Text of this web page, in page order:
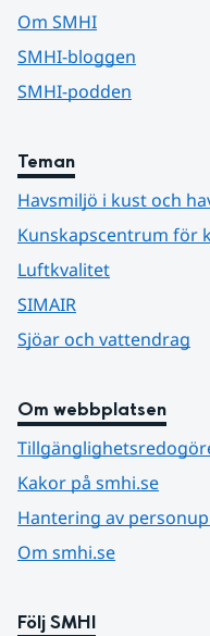
Om SMHI
SMHI-bloggen
SMHI-podden
Teman
Havsmiljö i kust och
Kunskapscentrum för
Luftkvalitet
SIMAIR
Sjöar och vattendrag
Om webbplatsen
Kakor på smhi.se
Hantering av
Om smhi.se
Följ SMHI